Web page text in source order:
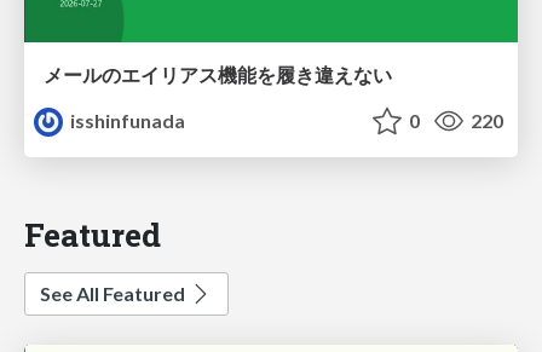
メールのエイリアス機能を履き違えない
isshinfunada
0 220
Featured
See All Featured